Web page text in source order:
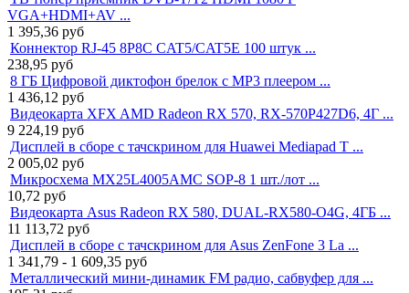
VGA+HDMI+AV ...
1 395,36 руб
Коннектор RJ-45 8P8C CAT5/CAT5E 100 штук ...
238,95 руб
8 ГБ Цифровой диктофон брелок с MP3 плеером ...
1 436,12 руб
Видеокарта XFX AMD Radeon RX 570, RX-570P427D6, 4Г ...
9 224,19 руб
Дисплей в сборе с тачскрином для Huawei Mediapad T ...
2 005,02 руб
Микросхема MX25L4005AMC SOP-8 1 шт./лот ...
10,72 руб
Видеокарта Asus Radeon RX 580, DUAL-RX580-O4G, 4ГБ ...
11 113,72 руб
Дисплей в сборе с тачскрином для Asus ZenFone 3 La ...
1 341,79 - 1 609,35 руб
Металлический мини-динамик FM радио, сабвуфер для ...